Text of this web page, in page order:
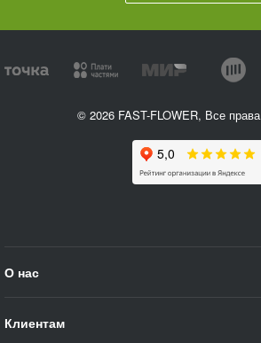
© 2026 FAST-FLOWER, Все
О нас
Клиентам